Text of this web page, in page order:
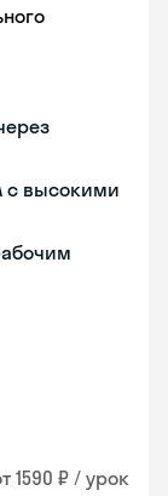
с высокими
1590 ₽ / урок